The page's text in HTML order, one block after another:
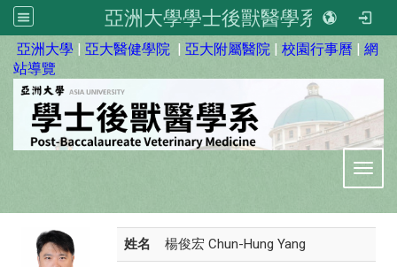
亞洲大學學士後獸醫學系
亞洲大學 | 亞大醫健學院 | 亞大附屬醫院 | 校園行事曆 | 網
站導覽
姓名 楊俊宏 Chun-Hung Yang